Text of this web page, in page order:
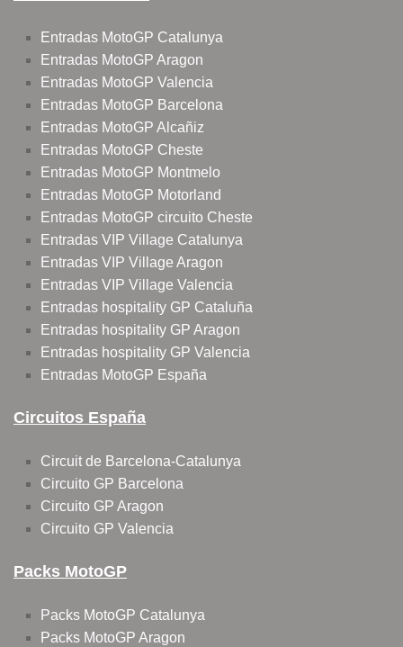
Entradas MotoGP Catalunya
Entradas MotoGP Aragon
Entradas MotoGP Valencia
Entradas MotoGP Barcelona
Entradas MotoGP Alcañiz
Entradas MotoGP Cheste
Entradas MotoGP Montmelo
Entradas MotoGP Motorland
Entradas MotoGP circuito Cheste
Entradas VIP Village Catalunya
Entradas VIP Village Aragon
Entradas VIP Village Valencia
Entradas hospitality GP Cataluña
Entradas hospitality GP Aragon
Entradas hospitality GP Valencia
Entradas MotoGP España
Circuitos España
Circuit de Barcelona-Catalunya
Circuito GP Barcelona
Circuito GP Aragon
Circuito GP Valencia
Packs MotoGP
Packs MotoGP Catalunya
Packs MotoGP Aragon